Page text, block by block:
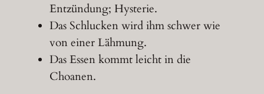
Entzündung; Hysterie.
Das Schlucken wird ihm schwer wie
von einer Lähmung.
Das Essen kommt leicht in die
Choanen.